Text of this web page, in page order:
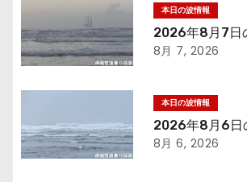
ゲ
ー
シ
ョ
ン
本日の波情報
2026年8月7日
8月 7, 2026
本日の波情報
2026年8月6日
8月 6, 2026